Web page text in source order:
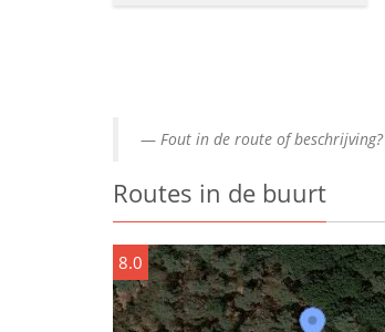
Fout in de route of beschrijving?
Routes in de buurt
8.0